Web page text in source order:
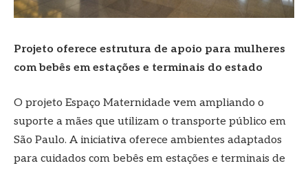
Projeto oferece estrutura de apoio para mulheres
com bebês em estações e terminais do estado
O projeto Espaço Maternidade vem ampliando o
suporte a mães que utilizam o transporte público em
São Paulo. A iniciativa oferece ambientes adaptados
para cuidados com bebês em estações e terminais de